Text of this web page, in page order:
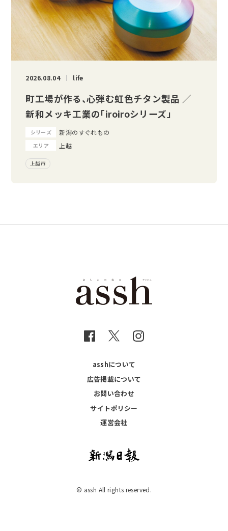
2026.08.04 life
町工場が作る、心弾む虹色チタン製品 ／
新和メッキ工業の「iroiroシリーズ」
シリーズ 新潟のすぐれもの
エリア 上越
上越市
asshについて
広告掲載について
お問い合わせ
サイトポリシー
運営会社
© assh All rights reserved.